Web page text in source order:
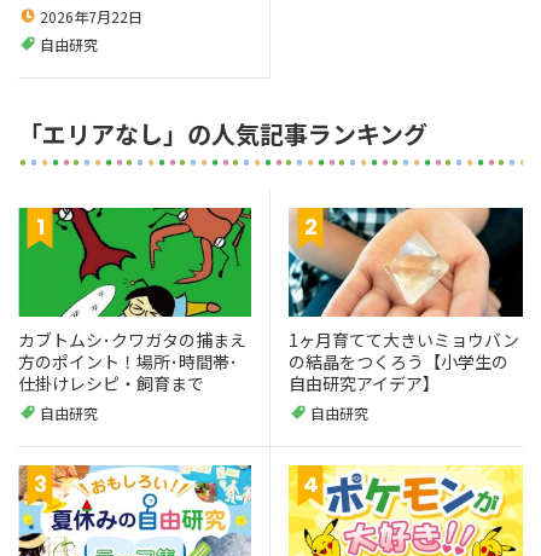
2026年7月22日
自由研究
「エリアなし」の人気記事ランキング
カブトムシ･クワガタの捕まえ
方のポイント！場所･時間帯･
仕掛けレシピ・飼育まで
自由研究
1ヶ月育てて大きいミョウバン
の結晶をつくろう【小学生の
自由研究アイデア】
自由研究